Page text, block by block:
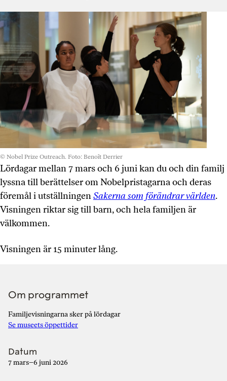
© Nobel Prize Outreach. Foto: Benoît Derrier
Lördagar mellan 7 mars och 6 juni kan du och din familj
lyssna till berättelser om Nobelpristagarna och deras
föremål i utställningenSakerna som förändrar världen.
Visningen riktar sig till barn, och hela familjen är
välkommen.
Visningen är 15 minuter lång.
Om programmet
Familjevisningarna sker på lördagar
Se museets öppettider
Datum
7 mars–6 juni 2026